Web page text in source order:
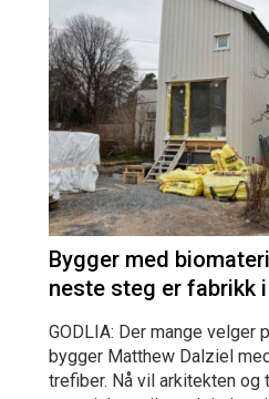
Bygger med
neste steg er fabrikk
GODLIA: Der mange velger
bygger Matthew Dalziel
trefiber. Nå vil arkitekten og